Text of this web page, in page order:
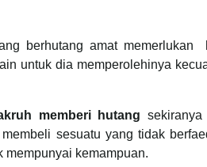
berhutang amat memerlukan
untuk dia memperolehinya
memberi hutang
sesuatu yang tidak
mempunyai kemampuan.